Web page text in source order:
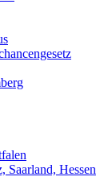
Saarland, Hessen